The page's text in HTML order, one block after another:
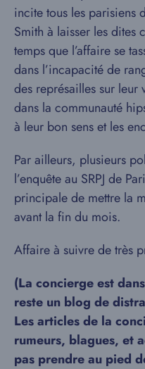
incite tous les parisiens
Smith à laisser les dites
temps que l’affaire se
dans l’incapacité de
des représailles sur
dans la communauté
à leur bon sens et les
Par ailleurs, plusieurs
l’enquête au SRPJ de
principale de mettre la
avant la fin du mois.
Affaire à suivre de très
(La concierge est
reste un blog de
Les articles de la
rumeurs, blagues, et
pas prendre au pied